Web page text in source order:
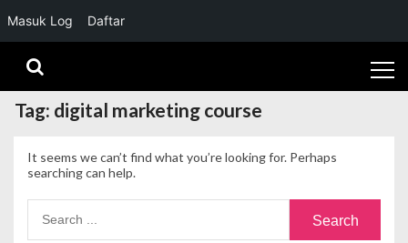
Masuk Log
Daftar
navigation
content
Tag: digital marketing course
It seems we can’t find what you’re looking for. Perhaps
searching can help.
for: